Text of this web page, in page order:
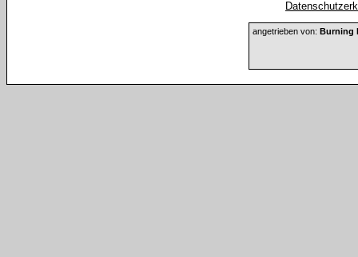
angetrieben von: Burning